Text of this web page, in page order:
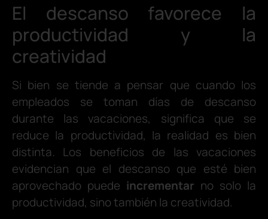
El descanso favorece la
productividad y la
creatividad
Si bien se tiende a pensar que cuando los
empleados se toman días de descanso
durante las vacaciones, significa que se
reduce la productividad, la realidad es bien
distinta. Los beneficios de las vacaciones
evidencian que el descanso que esté bien
aprovechado puede incrementar no solo la
productividad, sino también la creatividad.